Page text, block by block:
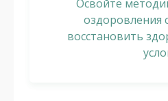
Освойте
оздоровления
восстановить